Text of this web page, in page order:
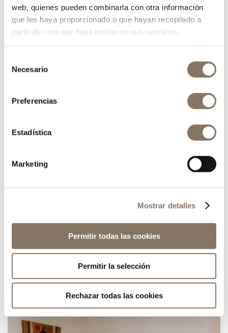
web, quienes pueden combinarla con otra información
que les haya proporcionado o que hayan recopilado a
partir del uso que haya hecho de sus servicios.
Necesario
Preferencias
Estadística
Marketing
Mostrar detalles
Permitir todas las cookies
Permitir la selección
Rechazar todas las cookies
La casa Era la hemos diseñado y concebido
privada y baño completo . Situada enfrente de la
casas, es un lugar ideal para desconectar del
mundo rodeado de la naturaleza.